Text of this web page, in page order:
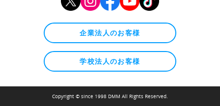
企業法人のお客様
学校法人のお客様
Copyright © since 1998 DMM All Rights Reserved.